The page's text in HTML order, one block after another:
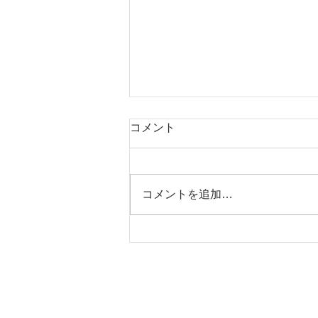
夏越祭のご案内
コメント
コメントを追加…